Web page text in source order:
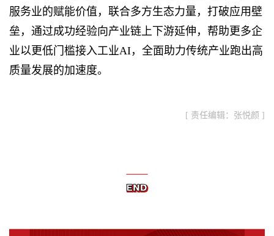
服务业的赋能价值，联合多方生态力量，打破应用壁
垒，通过成功经验向产业链上下游延伸，帮助更多企
业以更低门槛接入工业AI，全面助力传统产业跑出高
质量发展的加速度。
[ 责任编辑：张悦颜 ]